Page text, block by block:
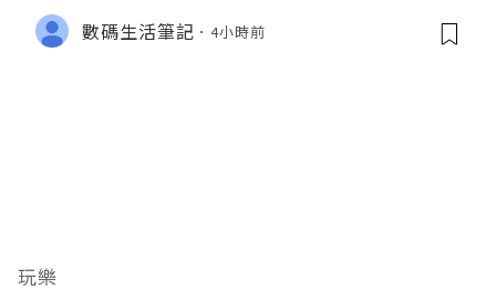
數碼生活筆記 4小時前
玩樂